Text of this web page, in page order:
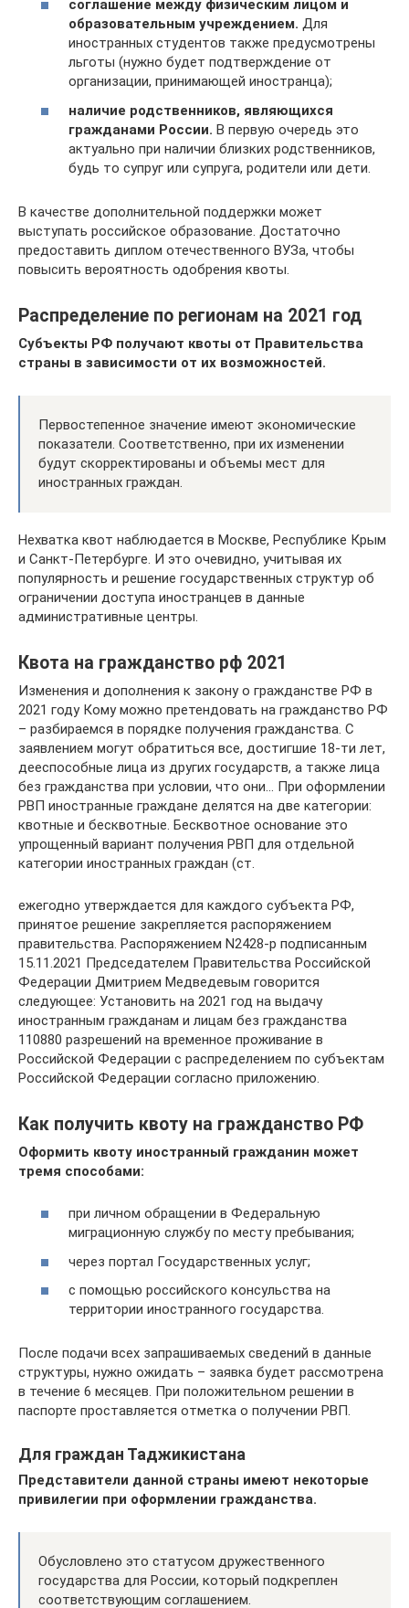
соглашение между физическим лицом и
образовательным учреждением. Для
иностранных студентов также предусмотрены
льготы (нужно будет подтверждение от
организации, принимающей иностранца);
наличие родственников, являющихся
гражданами России. В первую очередь это
актуально при наличии близких родственников,
будь то супруг или супруга, родители или дети.
В качестве дополнительной поддержки может
выступать российское образование. Достаточно
предоставить диплом отечественного ВУЗа, чтобы
повысить вероятность одобрения квоты.
Распределение по регионам на 2021 год
Субъекты РФ получают квоты от Правительства
страны в зависимости от их возможностей.
Первостепенное значение имеют экономические
показатели. Соответственно, при их изменении
будут скорректированы и объемы мест для
иностранных граждан.
Нехватка квот наблюдается в Москве, Республике Крым
и Санкт-Петербурге. И это очевидно, учитывая их
популярность и решение государственных структур об
ограничении доступа иностранцев в данные
административные центры.
Квота на гражданство рф 2021
Изменения и дополнения к закону о гражданстве РФ в
2021 году Кому можно претендовать на гражданство РФ
– разбираемся в порядке получения гражданства. С
заявлением могут обратиться все, достигшие 18-ти лет,
дееспособные лица из других государств, а также лица
без гражданства при условии, что они… При оформлении
РВП иностранные граждане делятся на две категории:
квотные и бесквотные. Бесквотное основание это
упрощенный вариант получения РВП для отдельной
категории иностранных граждан (ст.
ежегодно утверждается для каждого субъекта РФ,
принятое решение закрепляется распоряжением
правительства. Распоряжением N2428-р подписанным
15.11.2021 Председателем Правительства Российской
Федерации Дмитрием Медведевым говорится
следующее: Установить на 2021 год на выдачу
иностранным гражданам и лицам без гражданства
110880 разрешений на временное проживание в
Российской Федерации с распределением по субъектам
Российской Федерации согласно приложению.
Как получить квоту на гражданство РФ
Оформить квоту иностранный гражданин может
тремя способами:
при личном обращении в Федеральную
миграционную службу по месту пребывания;
через портал Государственных услуг;
с помощью российского консульства на
территории иностранного государства.
После подачи всех запрашиваемых сведений в данные
структуры, нужно ожидать – заявка будет рассмотрена
в течение 6 месяцев. При положительном решении в
паспорте проставляется отметка о получении РВП.
Для граждан Таджикистана
Представители данной страны имеют некоторые
привилегии при оформлении гражданства.
Обусловлено это статусом дружественного
государства для России, который подкреплен
соответствующим соглашением.